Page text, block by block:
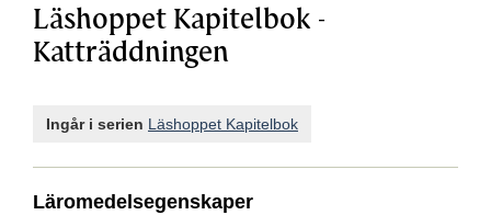
Läshoppet Kapitelbok -
Katträddningen
Ingår i serien Läshoppet Kapitelbok
Läromedelsegenskaper